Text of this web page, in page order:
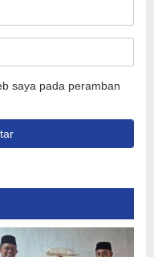
saya pada peramban